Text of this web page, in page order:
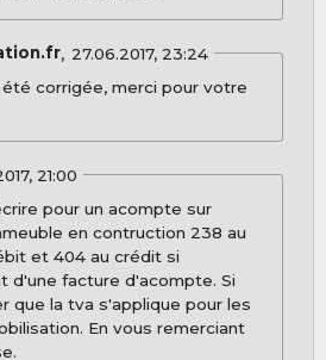
27.06.2017, 23:24
été corrigée, merci pour votre
21:00
pour un acompte sur
en contruction 238 au
et 404 au crédit si
d'une facture d'acompte. Si
que la tva s'applique pour les
En vous remerciant